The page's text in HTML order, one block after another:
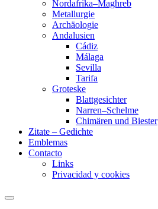
Nordafrika–Maghreb
Metallurgie
Archäologie
Andalusien
Cádiz
Málaga
Sevilla
Tarifa
Groteske
Blattgesichter
Narren–Schelme
Chimären und Biester
Zitate – Gedichte
Emblemas
Contacto
Links
Privacidad y cookies